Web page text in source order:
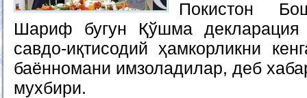
Покистон
Шариф бугун Қўшма
савдо-иқтисодий ҳамкорликни
баённомани имзоладилар, деб
мухбири.